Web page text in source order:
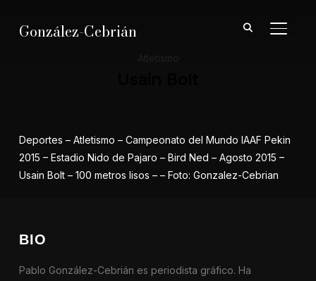
González-Cebrián
Deportes – Atletismo – Campeonato del Mundo IAAF Pekin
2015 – Estadio Nido de Pajaro – Bird Ned – Agosto 2015 –
Usain Bolt – 100 metros lisos – – Foto: Gonzalez-Cebrian
BIO
Pablo González-Cebrián es periodista gráfico. Ha